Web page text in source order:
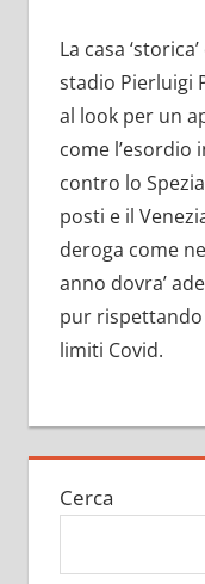
La casa
stadio Pierluigi
al look per un
come l’esordio
contro lo
posti e il
deroga come
anno dovra’
pur
limiti Covid.
Cerca